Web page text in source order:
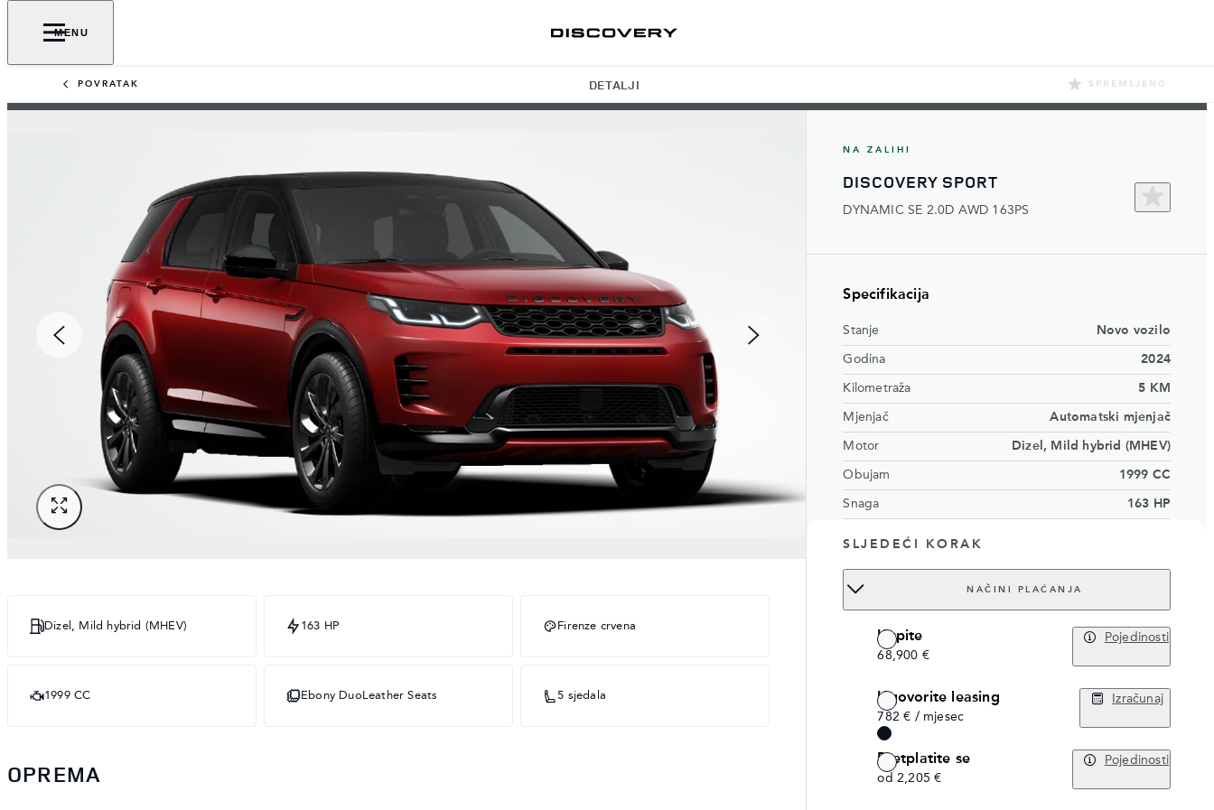
MENU
POVRATAK DETALJI SPREMLJENO
Dizel, Mild hybrid (MHEV) 163 HP Firenze crvena
1999 CC Ebony DuoLeather Seats 5 sjedala
OPREMA
NA ZALIHI
DISCOVERY SPORT
DYNAMIC SE 2.0D AWD 163PS
Specifikacija
Stanje Novo vozilo
Godina 2024
Kilometraža 5 KM
Mjenjač Automatski mjenjač
Motor Dizel, Mild hybrid (MHEV)
Obujam 1999 CC
Snaga 163 HP
Broj sjedala
SLJEDEĆI KORAK
NAČINI PLAĆANJA
Kupite
68,900 €
Pojedinosti
Ugovorite leasing
782 € / mjesec
Izračunaj
Pretplatite se
od 2,205 €
Pojedinosti